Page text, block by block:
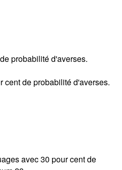
probabilité d'averses.
cent de probabilité d'averses.
avec 30 pour cent de